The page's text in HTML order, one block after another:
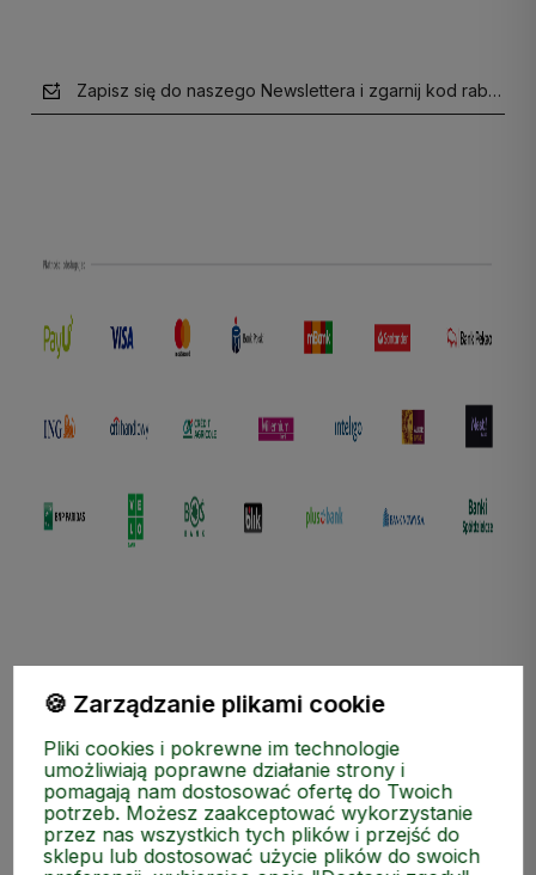
Zapisz się do naszego Newslettera i zgarnij kod
ZAKUPY
MEDIA SPOŁECZNOŚCIOWE
MOJE KONTO
🍪 Zarządzanie plikami cookie
Pliki cookies i pokrewne im technologie
umożliwiają poprawne działanie strony i
pomagają nam dostosować ofertę do Twoich
potrzeb. Możesz zaakceptować wykorzystanie
przez nas wszystkich tych plików i przejść do
sklepu lub dostosować użycie plików do swoich